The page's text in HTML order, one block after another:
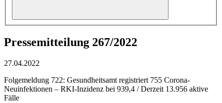
Pressemitteilung 267/2022
27.04.2022
Folgemeldung 722: Gesundheitsamt registriert 755 Corona-
Neuinfektionen – RKI-Inzidenz bei 939,4 / Derzeit 13.956 aktive
Fälle